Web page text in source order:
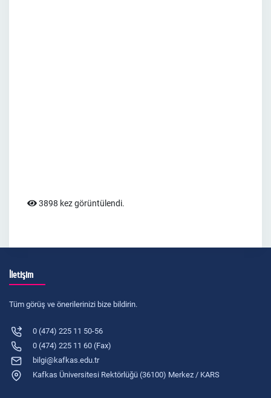
3898 kez görüntülendi.
İletişim
Tüm görüş ve önerilerinizi bize bildirin.
0 (474) 225 11 50-56
0 (474) 225 11 60 (Fax)
bilgi@kafkas.edu.tr
Kafkas Üniversitesi Rektörlüğü (36100) Merkez / KARS